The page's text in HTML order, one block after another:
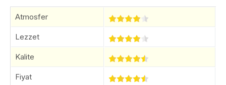
Atmosfer
Lezzet
Kalite
Fiyat